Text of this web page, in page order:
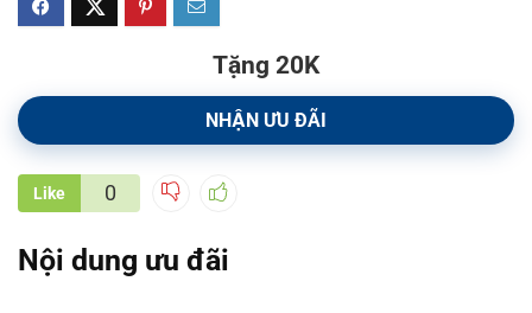
Tặng 20K
NHẬN ƯU ĐÃI
Like 0
Nội dung ưu đãi